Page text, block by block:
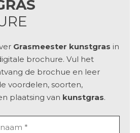
Grasmeester kunstgras in
brochure. Vul het
de brochue en leer
voordelen, soorten,
plaatsing van kunstgras.